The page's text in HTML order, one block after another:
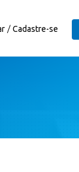
Cadastre-se